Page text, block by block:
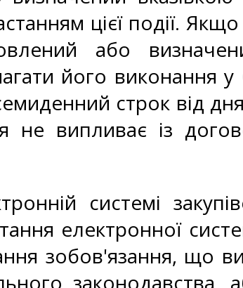
цієї події.
або
його виконання у
строк від
випливає із
системі
електронної
зобов'язання, що
законодавства,